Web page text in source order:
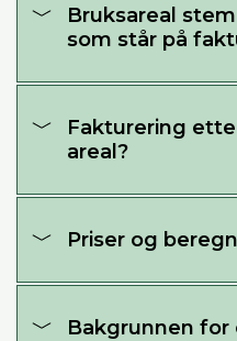
Bruksareal
som står på
Fakturering
areal?
Priser og
Bakgrunnen for